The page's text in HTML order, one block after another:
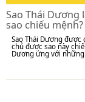
Sao Thái Dương
sao chiếu mệnh?
Sao Thái Dương
chủ được sao này
Dương ứng với